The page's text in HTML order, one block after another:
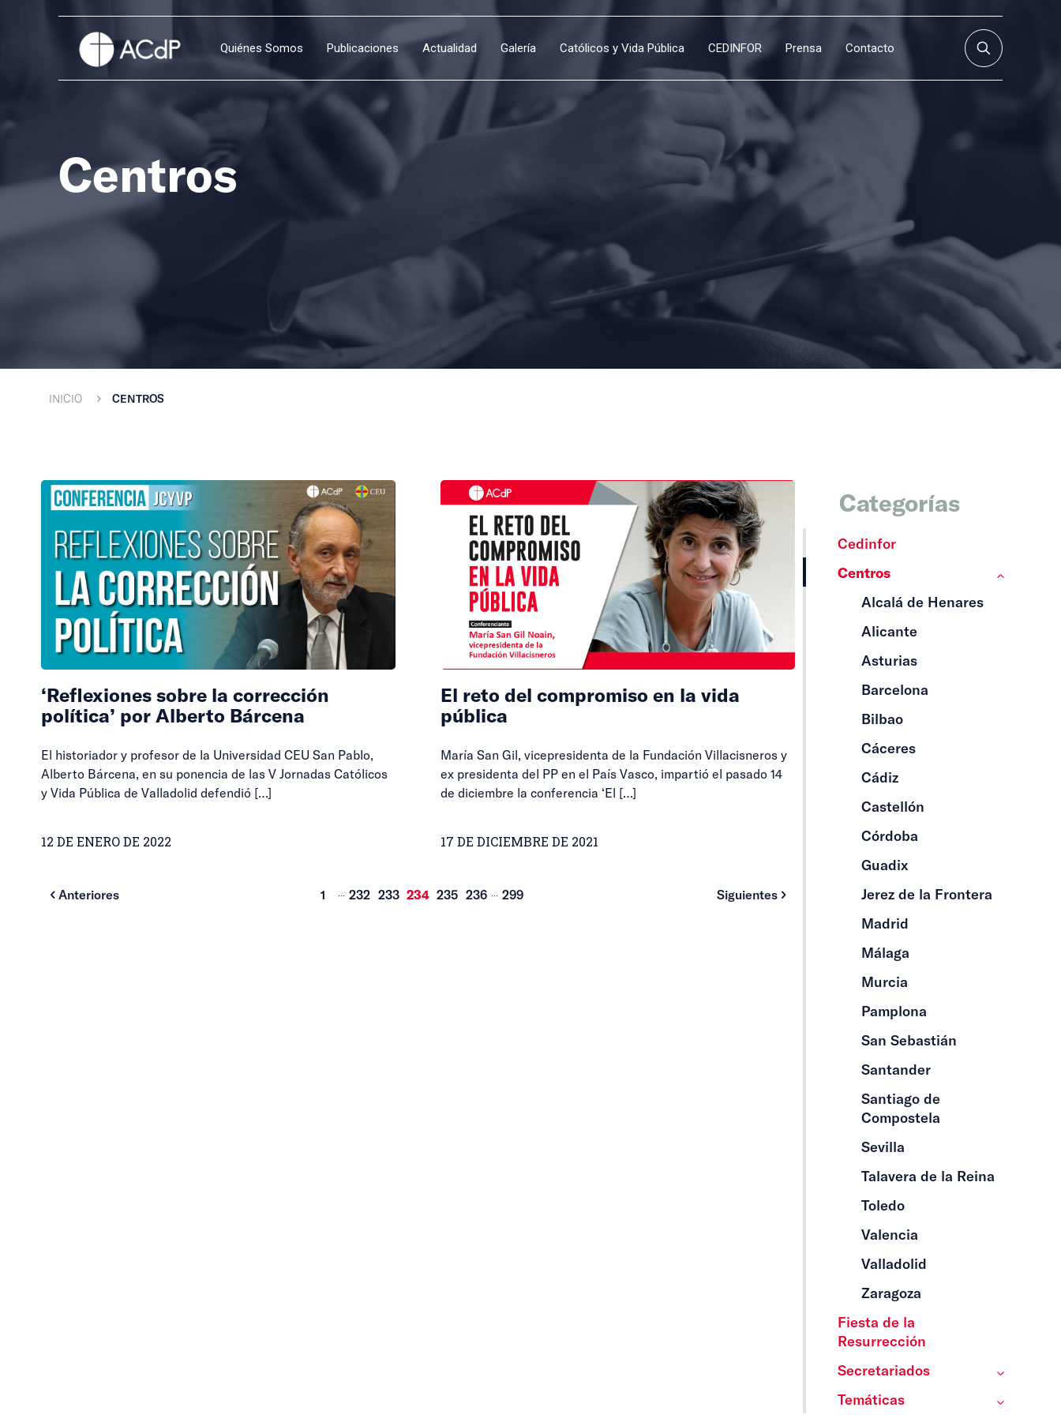
Quiénes Somos Publicaciones Actualidad Galería Católicos y Vida Pública CEDINFOR Prensa Contacto
Centros
INICIO CENTROS
‘Reflexiones sobre la corrección
política’ por Alberto Bárcena
El historiador y profesor de la Universidad CEU San Pablo,
Alberto Bárcena, en su ponencia de las V Jornadas Católicos
y Vida Pública de Valladolid defendió […]
12 DE ENERO DE 2022
El reto del compromiso en la vida
pública
María San Gil, vicepresidenta de la Fundación Villacisneros y
ex presidenta del PP en el País Vasco, impartió el pasado 14
de diciembre la conferencia ‘El […]
17 DE DICIEMBRE DE 2021
Anteriores 1 232 233 234 235 236 299 Siguientes
Categorías
Cedinfor
Centros
Alcalá de Henares
Alicante
Asturias
Barcelona
Bilbao
Cáceres
Cádiz
Castellón
Córdoba
Guadix
Jerez de la Frontera
Madrid
Málaga
Murcia
Pamplona
San Sebastián
Santander
Santiago de
Compostela
Sevilla
Talavera de la Reina
Toledo
Valencia
Valladolid
Zaragoza
Fiesta de la
Resurrección
Secretariados
Temáticas